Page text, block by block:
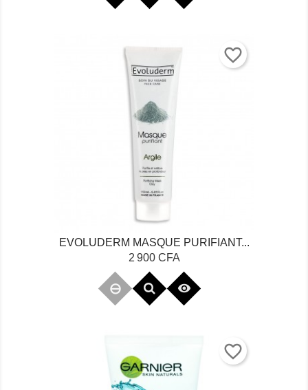
favorite_border
EVOLUDERM MASQUE PURIFIANT...
Prix
2 900 CFA

favorite_border